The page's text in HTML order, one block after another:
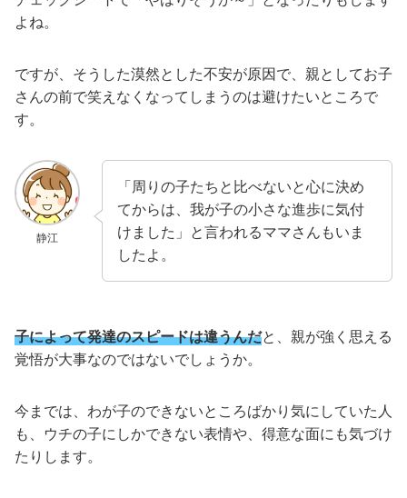
よね。
ですが、そうした漠然とした不安が原因で、親としてお子
さんの前で笑えなくなってしまうのは避けたいところで
す。
静江
「周りの子たちと比べないと心に決め
てからは、我が子の小さな進歩に気付
けました」と言われるママさんもいま
したよ。
子によって発達のスピードは違うんだと、親が強く思える
覚悟が大事なのではないでしょうか。
今までは、わが子のできないところばかり気にしていた人
も、ウチの子にしかできない表情や、得意な面にも気づけ
たりします。